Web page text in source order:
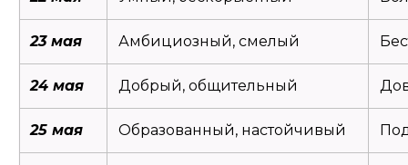
23 мая Амбициозный, смелый
24 мая Добрый, общительный
25 мая Образованный, настойчивый